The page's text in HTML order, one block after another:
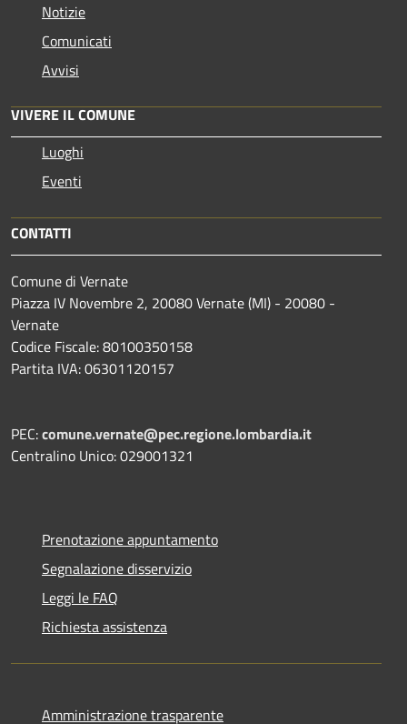
Notizie
Comunicati
Avvisi
VIVERE IL COMUNE
Luoghi
Eventi
CONTATTI
Comune di Vernate
Piazza IV Novembre 2, 20080 Vernate (MI) - 20080 -
Vernate
Codice Fiscale: 80100350158
Partita IVA: 06301120157
PEC:comune.vernate@pec.regione.lombardia.it
Centralino Unico: 029001321
Prenotazione appuntamento
Segnalazione disservizio
Leggi le FAQ
Richiesta assistenza
Amministrazione trasparente